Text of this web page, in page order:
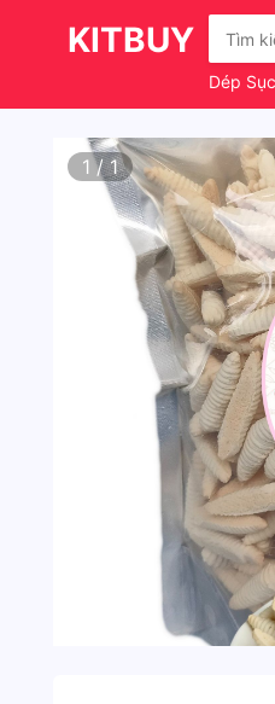
KITBUY
Dép
1 / 1